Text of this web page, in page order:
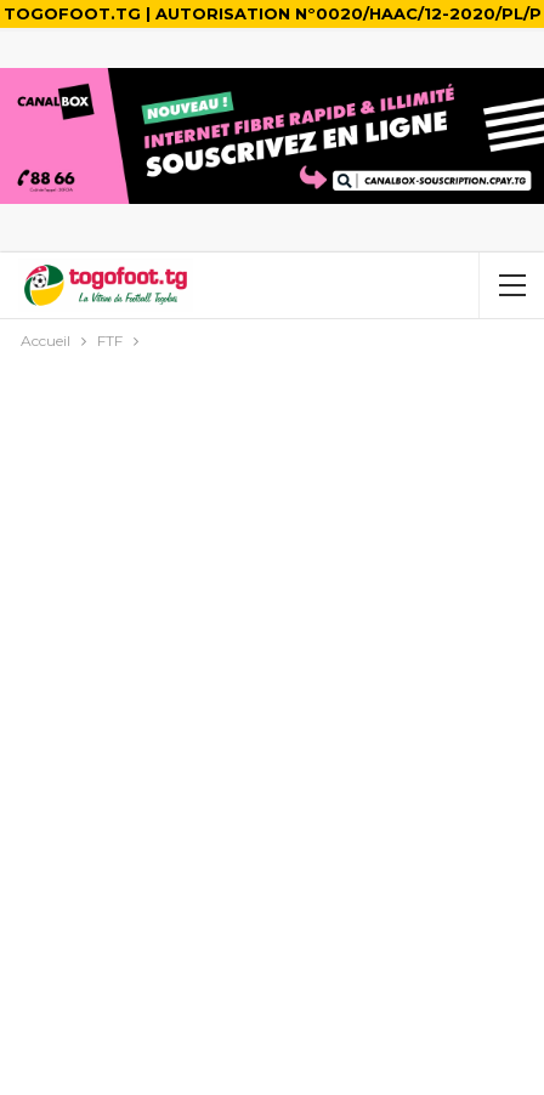
TOGOFOOT.TG | AUTORISATION N°0020/HAAC/12-2020/PL/P
Accueil FTF